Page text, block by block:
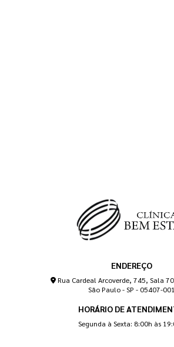
ENDEREÇO
Rua Cardeal Arcoverde, 745, Sala
São Paulo - SP - 05407-001
HORÁRIO DE
Segunda à Sexta: 8:00h às